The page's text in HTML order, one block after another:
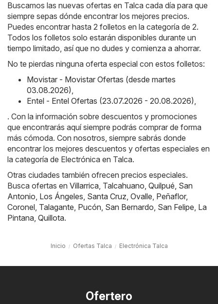
Buscamos las nuevas ofertas en Talca cada día para que
siempre sepas dónde encontrar los mejores precios.
Puedes encontrar hasta 2 folletos en la categoría de 2.
Todos los folletos solo estarán disponibles durante un
tiempo limitado, así que no dudes y comienza a ahorrar.
No te pierdas ninguna oferta especial con estos folletos:
Movistar - Movistar Ofertas (desde martes
03.08.2026),
Entel - Entel Ofertas (23.07.2026 - 20.08.2026),
. Con la información sobre descuentos y promociones
que encontrarás aquí siempre podrás comprar de forma
más cómoda. Con nosotros, siempre sabrás donde
encontrar los mejores descuentos y ofertas especiales en
la categoría de Electrónica en Talca.
Otras ciudades también ofrecen precios especiales.
Busca ofertas en Villarrica, Talcahuano, Quilpué, San
Antonio, Los Ángeles, Santa Cruz, Ovalle, Peñaflor,
Coronel, Talagante, Pucón, San Bernardo, San Felipe, La
Pintana, Quillota.
Inicio Ofertas Talca Electrónica Talca
Ofertero